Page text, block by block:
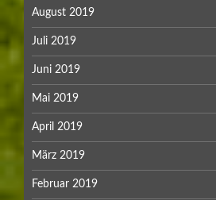
August 2019
Juli 2019
Juni 2019
Mai 2019
April 2019
März 2019
Februar 2019